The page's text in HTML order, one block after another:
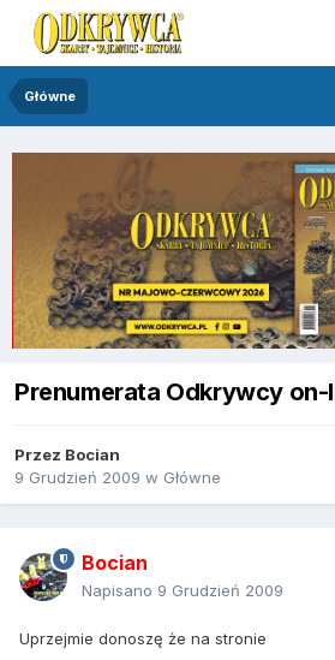
Główne
Prenumerata Odkrywcy on-
Przez Bocian
9 Grudzień 2009 w Główne
Bocian
Napisano 9 Grudzień 2009
Uprzejmie donoszę że na stronie